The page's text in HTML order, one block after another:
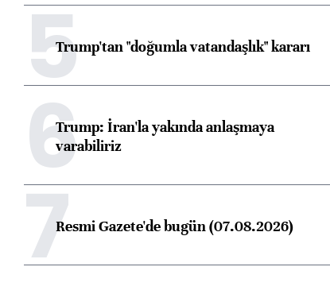
5Trump'tan "doğumla vatandaşlık" kararı
6Trump: İran'la yakında anlaşmaya
varabiliriz
7Resmi Gazete'de bugün (07.08.2026)